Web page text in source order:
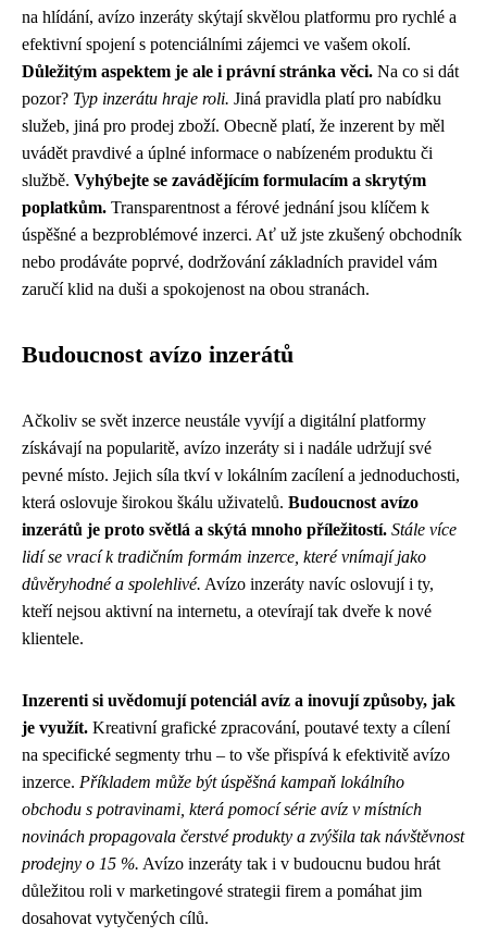
na hlídání, avízo inzeráty skýtají skvělou platformu pro rychlé a
efektivní spojení s potenciálními zájemci ve vašem okolí.
Důležitým aspektem je ale i právní stránka věci. Na co si dát
pozor? Typ inzerátu hraje roli. Jiná pravidla platí pro nabídku
služeb, jiná pro prodej zboží. Obecně platí, že inzerent by měl
uvádět pravdivé a úplné informace o nabízeném produktu či
službě. Vyhýbejte se zavádějícím formulacím a skrytým
poplatkům. Transparentnost a férové jednání jsou klíčem k
úspěšné a bezproblémové inzerci. Ať už jste zkušený obchodník
nebo prodáváte poprvé, dodržování základních pravidel vám
zaručí klid na duši a spokojenost na obou stranách.
Budoucnost avízo inzerátů
Ačkoliv se svět inzerce neustále vyvíjí a digitální platformy
získávají na popularitě, avízo inzeráty si i nadále udržují své
pevné místo. Jejich síla tkví v lokálním zacílení a jednoduchosti,
která oslovuje širokou škálu uživatelů. Budoucnost avízo
inzerátů je proto světlá a skýtá mnoho příležitostí. Stále více
lidí se vrací k tradičním formám inzerce, které vnímají jako
důvěryhodné a spolehlivé. Avízo inzeráty navíc oslovují i ty,
kteří nejsou aktivní na internetu, a otevírají tak dveře k nové
klientele.
Inzerenti si uvědomují potenciál avíz a inovují způsoby, jak
je využít. Kreativní grafické zpracování, poutavé texty a cílení
na specifické segmenty trhu – to vše přispívá k efektivitě avízo
inzerce. Příkladem může být úspěšná kampaň lokálního
obchodu s potravinami, která pomocí série avíz v místních
novinách propagovala čerstvé produkty a zvýšila tak návštěvnost
prodejny o 15 %. Avízo inzeráty tak i v budoucnu budou hrát
důležitou roli v marketingové strategii firem a pomáhat jim
dosahovat vytyčených cílů.